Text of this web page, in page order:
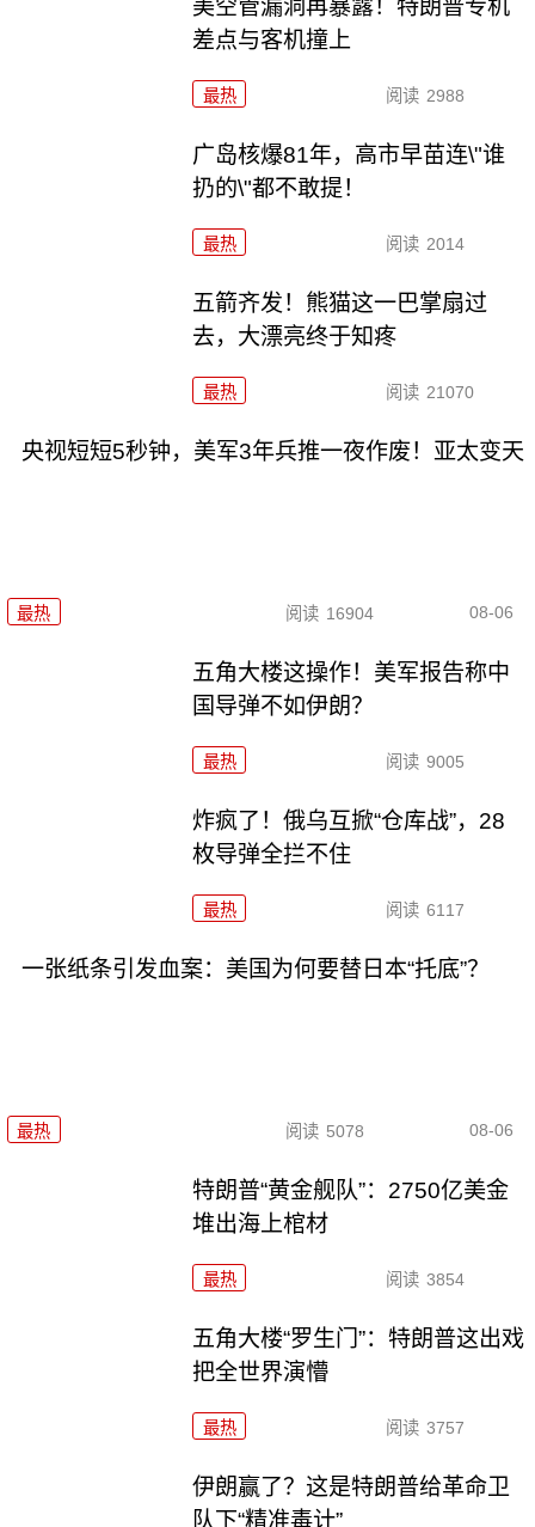
美空管漏洞再暴露！特朗普专机
差点与客机撞上
最热 阅读 2988
广岛核爆81年，高市早苗连\"谁
扔的\"都不敢提！
最热 阅读 2014
五箭齐发！熊猫这一巴掌扇过
去，大漂亮终于知疼
最热 阅读 21070
央视短短5秒钟，美军3年兵推一夜作废！亚太变天
最热 阅读 16904 08-06
五角大楼这操作！美军报告称中
国导弹不如伊朗？
最热 阅读 9005
炸疯了！俄乌互掀“仓库战”，28
枚导弹全拦不住
最热 阅读 6117
一张纸条引发血案：美国为何要替日本“托底”？
最热 阅读 5078 08-06
特朗普“黄金舰队”：2750亿美金
堆出海上棺材
最热 阅读 3854
五角大楼“罗生门”：特朗普这出戏
把全世界演懵
最热 阅读 3757
伊朗赢了？这是特朗普给革命卫
队下“精准毒计”